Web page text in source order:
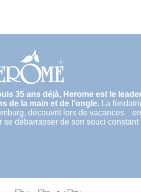
35 ans déjà, Herome est le
de la main et de l’ongle. La
découvrit lors de vacances
se débarrasser de son souci